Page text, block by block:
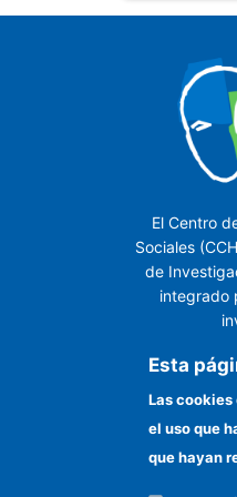
El Centro
Sociales
de
integrado
Esta
Las
el uso que
que hayan